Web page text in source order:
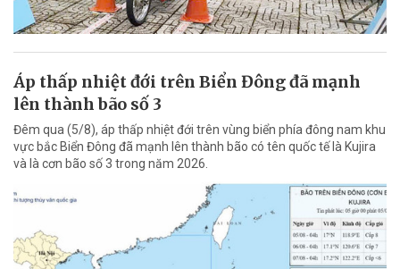
Áp thấp nhiệt đới trên Biển Đông đã mạnh
lên thành bão số 3
Đêm qua (5/8), áp thấp nhiệt đới trên vùng biển phía đông nam khu
vực bắc Biển Đông đã mạnh lên thành bão có tên quốc tế là Kujira
và là cơn bão số 3 trong năm 2026.